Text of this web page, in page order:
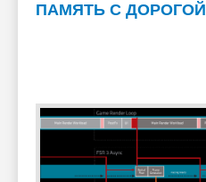
ПАМЯТЬ С ДОРОГОЙ